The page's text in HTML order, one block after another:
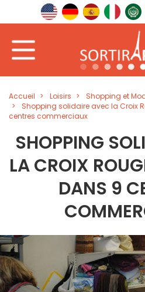
Accueil Loisirs
Shopping et
Shopping solidaire avec la Croix
centres commerciaux
SHOPPING
LA CROIX
DANS 9